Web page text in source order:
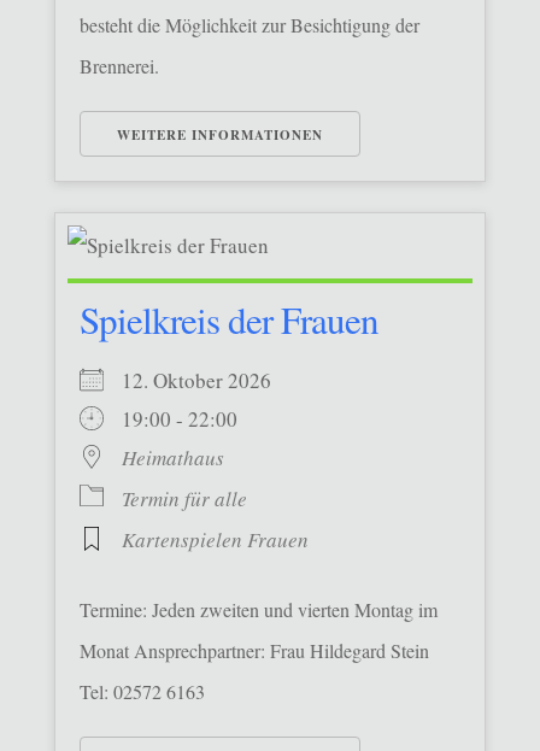
besteht die Möglichkeit zur Besichtigung der
Brennerei.
WEITERE INFORMATIONEN
Spielkreis der Frauen
12. Oktober 2026
19:00 - 22:00
Heimathaus
Termin für alle
Kartenspielen Frauen
Termine: Jeden zweiten und vierten Montag im
Monat Ansprechpartner: Frau Hildegard Stein
Tel: 02572 6163